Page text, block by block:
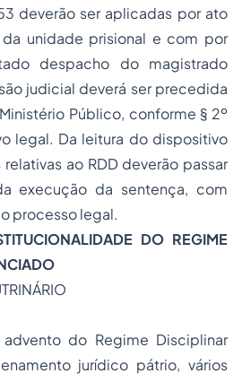
deverão ser aplicadas por ato
unidade prisional e com por
despacho do magistrado
judicial deverá ser precedida
Público, conforme § 2º
legal. Da leitura do dispositivo
ao RDD deverão passar
execução da sentença, com
processo legal.
DO REGIME
do Regime Disciplinar
jurídico pátrio, vários